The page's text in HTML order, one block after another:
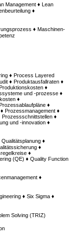
Management ♦ Lean
♦
♦ Maschinen-
♦ Process Layered
♦ Produktausfallraten ♦
♦
und -prozesse ♦
♦
♦
Prozessmanagement ♦
♦
und -innovation ♦
♦
♦
♦
(QE) ♦ Quality Function
♦
♦ Six Sigma ♦
Solving (TRIZ)